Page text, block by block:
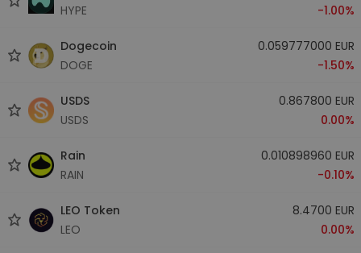
HYPE
-1.00%
Dogecoin
DOGE
0.059777000 EUR
-1.50%
USDS
USDS
0.867800 EUR
0.00%
Rain
RAIN
0.010898960 EUR
-0.10%
LEO Token
LEO
8.4700 EUR
0.00%